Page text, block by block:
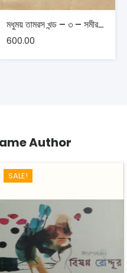
মধুময় তামরস খন্ড – ৩ – সমীরণ দাস
600.00
Author
SALE!